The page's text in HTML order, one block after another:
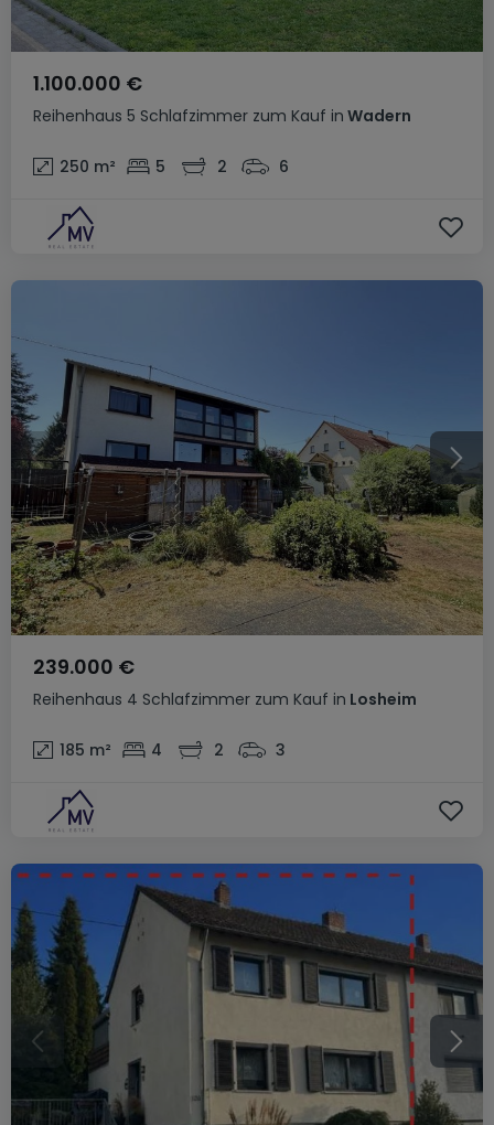
Reihenhaus 5 Schlafzimmer zum Kauf in Wadern
1.100.000 €
250 m² 5 2 6
Reihenhaus 4 Schlafzimmer zum Kauf in Losheim
239.000 €
185 m² 4 2 3